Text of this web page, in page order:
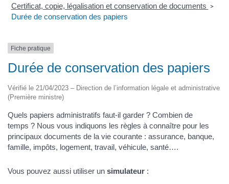
Certificat, copie, légalisation et conservation de documents >
Durée de conservation des papiers
Fiche pratique
Durée de conservation des papiers
Vérifié le 21/04/2023 – Direction de l’information légale et administrative
(Première ministre)
Quels papiers administratifs faut-il garder ? Combien de
temps ? Nous vous indiquons les règles à connaître pour les
principaux documents de la vie courante : assurance, banque,
famille, impôts, logement, travail, véhicule, santé….
Vous pouvez aussi utiliser un simulateur :